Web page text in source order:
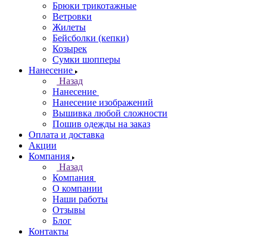
Брюки трикотажные
Ветровки
Жилеты
Бейсболки (кепки)
Козырек
Сумки шопперы
Нанесение
Назад
Нанесение
Нанесение изображений
Вышивка любой сложности
Пошив одежды на заказ
Оплата и доставка
Акции
Компания
Назад
Компания
О компании
Наши работы
Отзывы
Блог
Контакты